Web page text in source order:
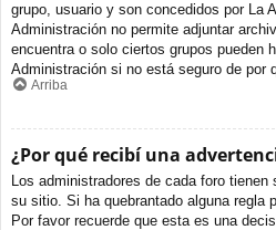
grupo, usuario y son concedidos por La
Administración no permite adjuntar
encuentra o solo ciertos grupos pueden
Administración si no está seguro de por
Arriba
¿Por qué recibí una
Los administradores de cada foro
su sitio. Si ha quebrantado alguna regla
Por favor recuerde que esta es una